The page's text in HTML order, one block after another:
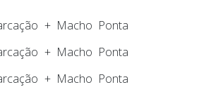
+ Macho Ponta
+ Macho Ponta
+ Macho Ponta